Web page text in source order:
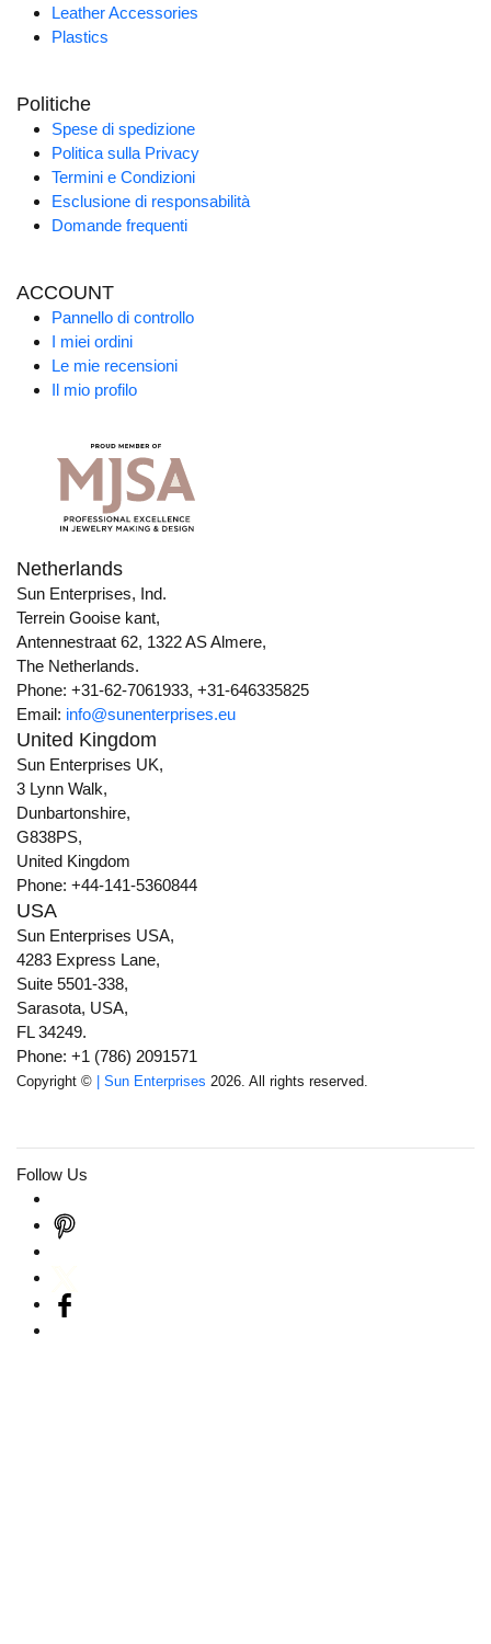
Leather Accessories
Plastics
Politiche
Spese di spedizione
Politica sulla Privacy
Termini e Condizioni
Esclusione di responsabilità
Domande frequenti
ACCOUNT
Pannello di controllo
I miei ordini
Le mie recensioni
Il mio profilo
Netherlands
Sun Enterprises, Ind.
Terrein Gooise kant,
Antennestraat 62, 1322 AS Almere,
The Netherlands.
Phone: +31-62-7061933, +31-646335825
Email: info@sunenterprises.eu
United Kingdom
Sun Enterprises UK,
3 Lynn Walk,
Dunbartonshire,
G838PS,
United Kingdom
Phone: +44-141-5360844
USA
Sun Enterprises USA,
4283 Express Lane,
Suite 5501-338,
Sarasota, USA,
FL 34249.
Phone: +1 (786) 2091571
Copyright © | Sun Enterprises 2026. All rights reserved.
Follow Us